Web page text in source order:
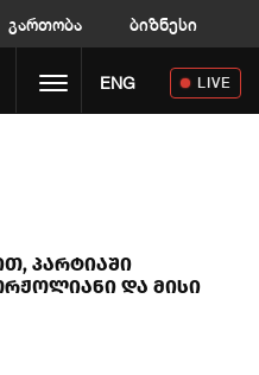
გართობა ბიზნესი
Toggle navigation
ENG LIVE
პარტიაში
და მისი